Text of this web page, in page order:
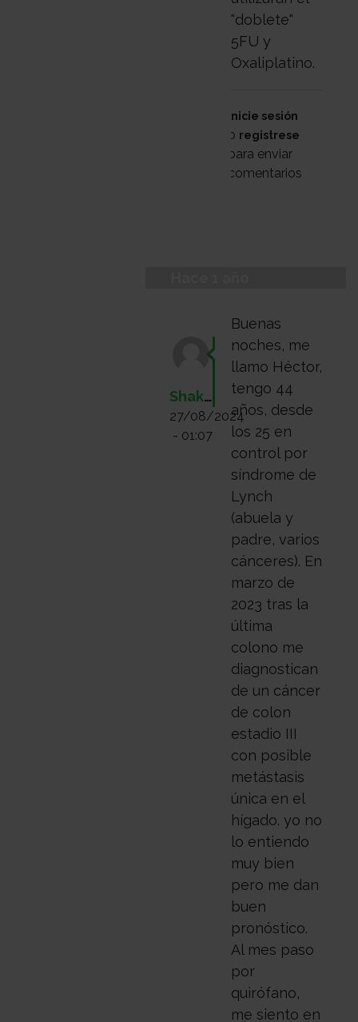
"doblete"
5FU y
Oxaliplatino.
Inicie sesión
o registrese
para enviar
comentarios
Shaktale
27/08/2024
- 01:07
Buenas
noches, me
llamo Héctor,
tengo 44
años, desde
los 25 en
control por
síndrome de
Lynch
(abuela y
padre, varios
cánceres). En
marzo de
2023 tras la
última
colono me
diagnostican
de un cáncer
de colon
estadio III
con posible
metástasis
única en el
hígado. yo no
lo entiendo
muy bien
pero me dan
buen
pronóstico.
Al mes paso
por
quirófano,
me siento en